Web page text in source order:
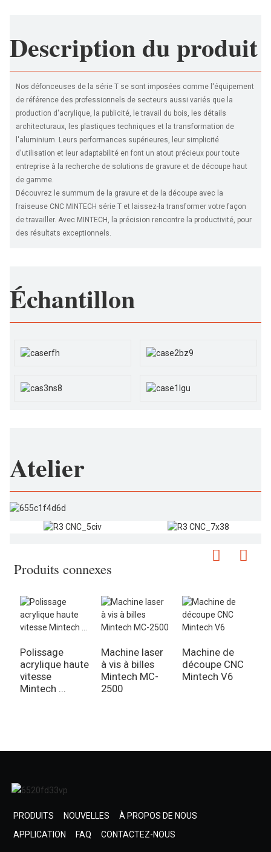
Description du produit
Nos défonceuses de la série T se sont imposées comme l'équipement
de référence des professionnels de secteurs aussi variés que la
production d'acrylique, la publicité, le travail du bois, les détails
architecturaux, les plastiques techniques et la transformation de
l'aluminium. Leurs performances supérieures, leur simplicité
d'utilisation et leur adaptabilité en font un atout précieux pour toute
entreprise à la recherche de solutions de gravure et de découpe haut
de gamme.
Découvrez le summum de la gravure et de la découpe avec la
fraiseuse CNC MINTECH série T et laissez-la transformer votre façon
de travailler. Avec MINTECH, la précision rencontre la productivité, pour
des résultats exceptionnels.
Échantillon
Atelier
Produits connexes
Polissage
acrylique haute
vitesse
Mintech ...
Machine laser
à vis à billes
Mintech MC-
2500
Machine de
découpe CNC
Mintech V6
PRODUITS NOUVELLES
À PROPOS DE NOUS
APPLICATION
FAQ CONTACTEZ-NOUS